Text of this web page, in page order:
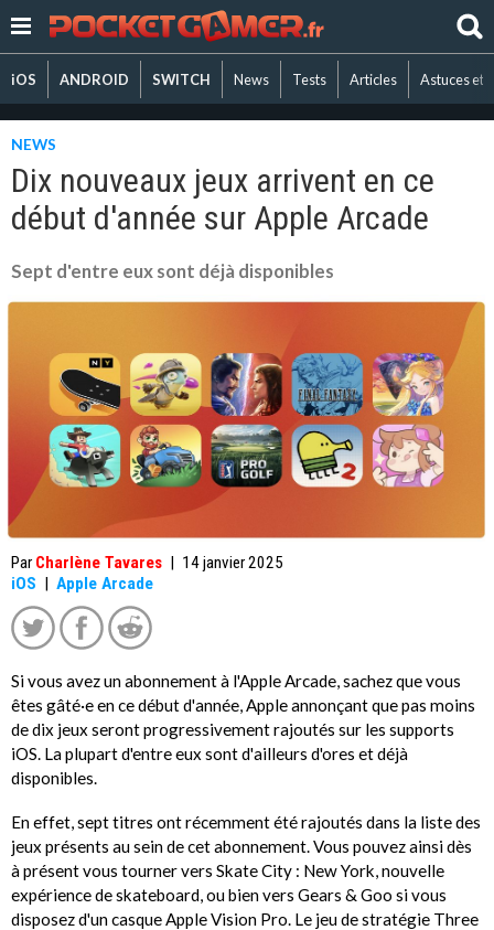
iOS ANDROID SWITCH News Tests Articles Astuces et
NEWS
Dix nouveaux jeux arrivent en ce
début d'année sur Apple Arcade
Sept d'entre eux sont déjà disponibles
Par Charlène Tavares | 14 janvier 2025
iOS | Apple Arcade
Si vous avez un abonnement à l'Apple Arcade, sachez que vous
êtes gâté·e en ce début d'année, Apple annonçant que pas moins
de dix jeux seront progressivement rajoutés sur les supports
iOS. La plupart d'entre eux sont d'ailleurs d'ores et déjà
disponibles.
En effet, sept titres ont récemment été rajoutés dans la liste des
jeux présents au sein de cet abonnement. Vous pouvez ainsi dès
à présent vous tourner vers Skate City : New York, nouvelle
expérience de skateboard, ou bien vers Gears & Goo si vous
disposez d'un casque Apple Vision Pro. Le jeu de stratégie Three